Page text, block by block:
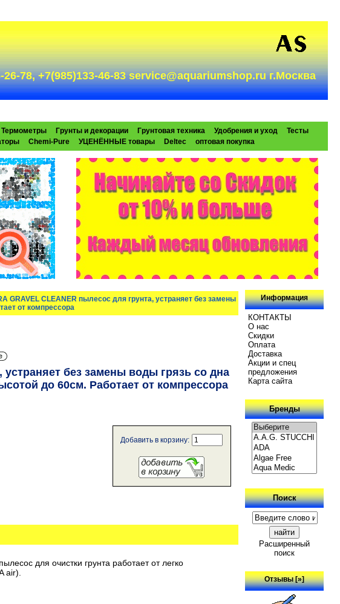
26-78, +7(985)133-46-83 service@aquariumshop.ru г.Москва
Термометры Грунты и декорации Грунтовая техника Удобрения и уход
Тесты
Chemi-Pure УЦЕНЁННЫЕ товары Deltec оптовая покупка
GRAVEL CLEANER пылесос для грунта, устраняет без замены
от компрессора
устраняет без замены воды грязь со дна
до 60см. Работает от компрессора
Добавить в корзину:
для очистки грунта работает от легко
air).
Информация
КОНТАКТЫ
О нас
Скидки
Oплатa
Доставка
Акции и спец
предложения
Карта сайта
Бренды
Поиск
Расширенный
поиск
Отзывы [»]